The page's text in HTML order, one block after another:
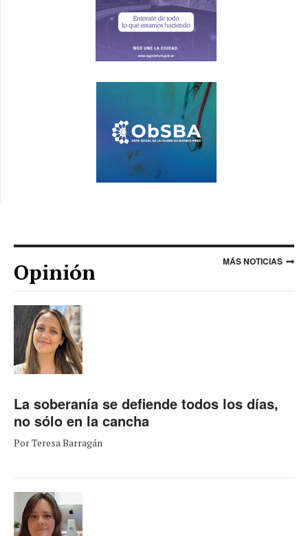
Opinión MÁS NOTICIAS
La soberanía se defiende todos los días,
no sólo en la cancha
Por Teresa Barragán